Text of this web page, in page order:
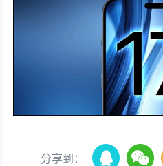
分享到：